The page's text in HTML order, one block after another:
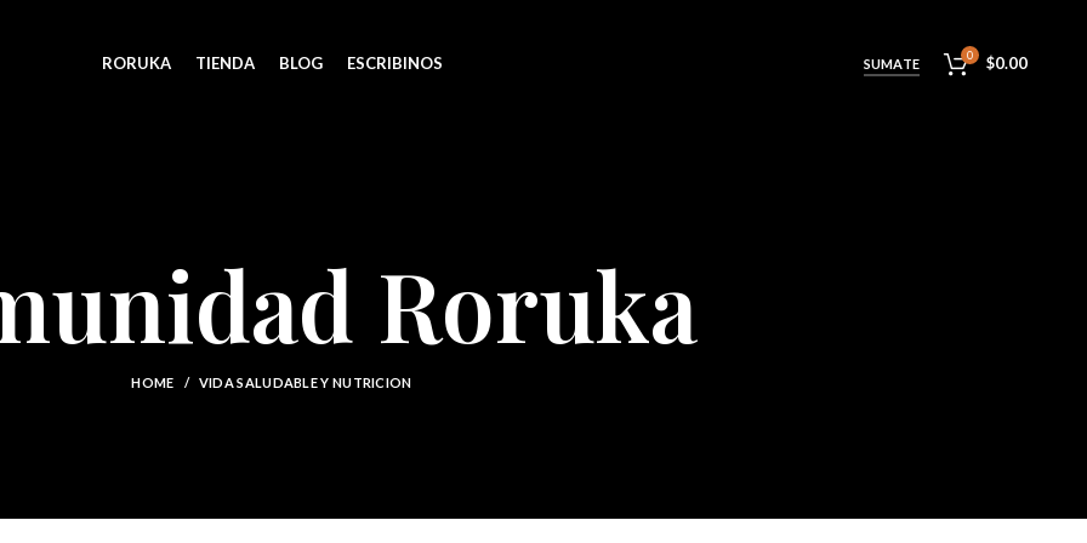
RORUKA TIENDA BLOG ESCRIBINOS SUMATE
0 $0.00
Roruka
HOME VIDA SALUDABLE Y NUTRICION